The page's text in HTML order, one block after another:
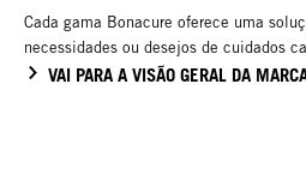
Cada gama Bonacure oferece uma
necessidades ou desejos de cuidados
VAI PARA A VISÃO GERAL DA